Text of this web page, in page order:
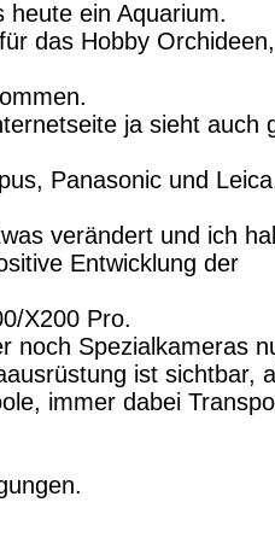
ein Aquarium.
das Hobby
ja sieht auch
Panasonic und
verändert und ich
Entwicklung der
X200 Pro.
noch Spezialkameras
ist sichtbar,
immer dabei